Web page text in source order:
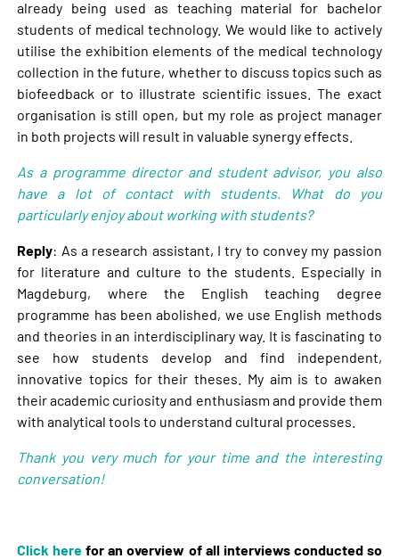
already being used as teaching material for bachelor
students of medical technology. We would like to actively
utilise the exhibition elements of the medical technology
collection in the future, whether to discuss topics such as
biofeedback or to illustrate scientific issues. The exact
organisation is still open, but my role as project manager
in both projects will result in valuable synergy effects.
As a programme director and student advisor, you also
have a lot of contact with students. What do you
particularly enjoy about working with students?
Reply: As a research assistant, I try to convey my passion
for literature and culture to the students. Especially in
Magdeburg, where the English teaching degree
programme has been abolished, we use English methods
and theories in an interdisciplinary way. It is fascinating to
see how students develop and find independent,
innovative topics for their theses. My aim is to awaken
their academic curiosity and enthusiasm and provide them
with analytical tools to understand cultural processes.
Thank you very much for your time and the interesting
conversation!
Click here for an overview of all interviews conducted so